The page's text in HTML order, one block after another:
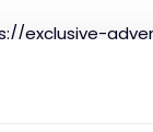
exclusive-